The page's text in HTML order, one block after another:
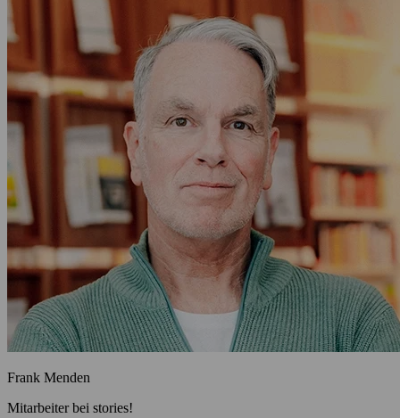
Frank Menden
Mitarbeiter bei stories!